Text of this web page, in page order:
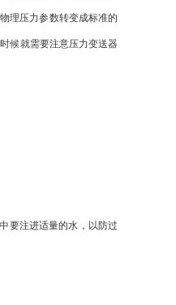
理压力参数转变成标准的
候就需要注意压力变送器
要注进适量的水，以防过